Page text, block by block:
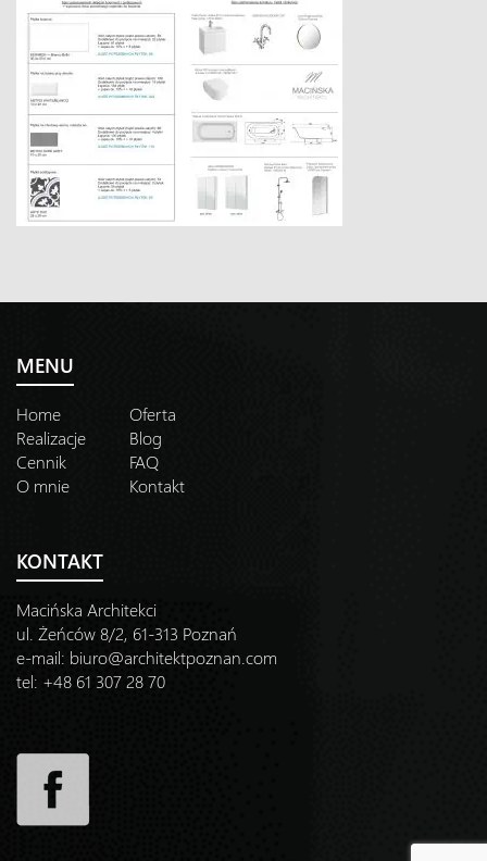
MENU
Home
Oferta
Realizacje
Blog
Cennik
FAQ
O mnie
Kontakt
KONTAKT
Macińska Architekci
ul. Żeńców 8/2, 61-313 Poznań
e-mail: biuro@architektpoznan.com
tel: +48 61 307 28 70